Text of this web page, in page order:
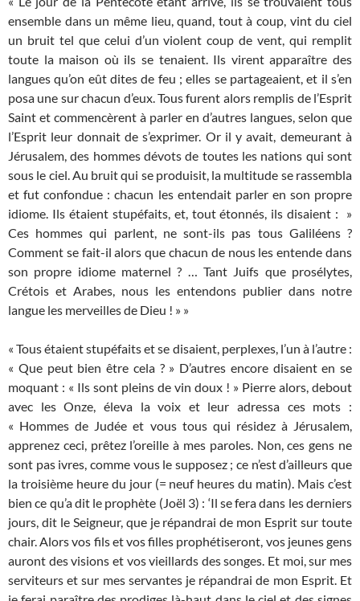
ensemble dans un même lieu, quand, tout à coup, vint du ciel
un bruit tel que celui d’un violent coup de vent, qui remplit
toute la maison où ils se tenaient. Ils virent apparaître des
langues qu’on eût dites de feu ; elles se partageaient, et il s’en
posa une sur chacun d’eux. Tous furent alors remplis de l’Esprit
Saint et commencèrent à parler en d’autres langues, selon que
l’Esprit leur donnait de s’exprimer. Or il y avait, demeurant à
Jérusalem, des hommes dévots de toutes les nations qui sont
sous le ciel. Au bruit qui se produisit, la multitude se rassembla
et fut confondue : chacun les entendait parler en son propre
idiome. Ils étaient stupéfaits, et, tout étonnés, ils disaient : »
Ces hommes qui parlent, ne sont-ils pas tous Galiléens ?
Comment se fait-il alors que chacun de nous les entende dans
son propre idiome maternel ? … Tant Juifs que prosélytes,
Crétois et Arabes, nous les entendons publier dans notre
langue les merveilles de Dieu ! » »
« Tous étaient stupéfaits et se disaient, perplexes, l’un à l’autre :
« Que peut bien être cela ? » D’autres encore disaient en se
moquant : « Ils sont pleins de vin doux ! » Pierre alors, debout
avec les Onze, éleva la voix et leur adressa ces mots :
« Hommes de Judée et vous tous qui résidez à Jérusalem,
apprenez ceci, prêtez l’oreille à mes paroles. Non, ces gens ne
sont pas ivres, comme vous le supposez ; ce n’est d’ailleurs que
la troisième heure du jour (= neuf heures du matin). Mais c’est
bien ce qu’a dit le prophète (Joël 3) : ‘Il se fera dans les derniers
jours, dit le Seigneur, que je répandrai de mon Esprit sur toute
chair. Alors vos fils et vos filles prophétiseront, vos jeunes gens
auront des visions et vos vieillards des songes. Et moi, sur mes
serviteurs et sur mes servantes je répandrai de mon Esprit. Et